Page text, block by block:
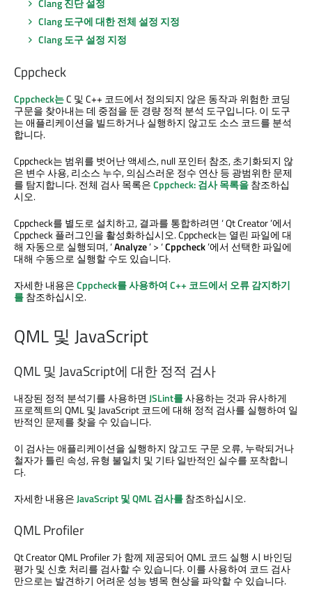
Clang 진단 설정
Clang 도구에 대한 전체 설정 지정
Clang 도구 설정 지정
Cppcheck
Cppcheck는C 및 C++ 코드에서 정의되지 않은 동작과 위험한 코딩
구문을 찾아내는 데 중점을 둔 경량 정적 분석 도구입니다. 이 도구
는 애플리케이션을 빌드하거나 실행하지 않고도 소스 코드를 분석
합니다.
Cppcheck는 범위를 벗어난 액세스, null 포인터 참조, 초기화되지 않
은 변수 사용, 리소스 누수, 의심스러운 정수 연산 등 광범위한 문제
를 탐지합니다. 전체 검사 목록은Cppcheck: 검사 목록을참조하십
시오.
Cppcheck를 별도로 설치하고, 결과를 통합하려면 ‘Qt Creator’에서
Cppcheck 플러그인을 활성화하십시오. Cppcheck는 열린 파일에 대
해 자동으로 실행되며, ‘Analyze’ > ‘Cppcheck’에서 선택한 파일에
대해 수동으로 실행할 수도 있습니다.
자세한 내용은Cppcheck를 사용하여 C++ 코드에서 오류 감지하기
를참조하십시오.
QML 및 JavaScript
QML 및 JavaScript에 대한 정적 검사
내장된 정적 분석기를 사용하면 JSLint를사용하는 것과 유사하게
프로젝트의 QML 및 JavaScript 코드에 대해 정적 검사를 실행하여 일
반적인 문제를 찾을 수 있습니다.
이 검사는 애플리케이션을 실행하지 않고도 구문 오류, 누락되거나
철자가 틀린 속성, 유형 불일치 및 기타 일반적인 실수를 포착합니
다.
자세한 내용은JavaScript 및 QML 검사를참조하십시오.
QML Profiler
Qt CreatorQML Profiler가 함께 제공되어 QML 코드 실행 시 바인딩
평가 및 신호 처리를 검사할 수 있습니다. 이를 사용하여 코드 검사
만으로는 발견하기 어려운 성능 병목 현상을 파악할 수 있습니다.